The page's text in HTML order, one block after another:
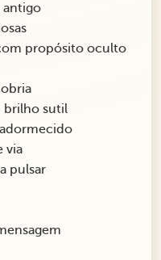
antigo
propósito oculto
brilho sutil
via
pulsar